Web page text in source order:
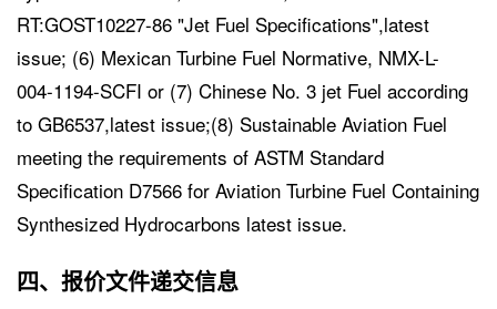
RT:GOST10227-86 "Jet Fuel Specifications",latest
issue; (6) Mexican Turbine Fuel Normative, NMX-L-
004-1194-SCFI or (7) Chinese No. 3 jet Fuel according
to GB6537,latest issue;(8) Sustainable Aviation Fuel
meeting the requirements of ASTM Standard
Specification D7566 for Aviation Turbine Fuel Containing
Synthesized Hydrocarbons latest issue.
四、报价文件递交信息